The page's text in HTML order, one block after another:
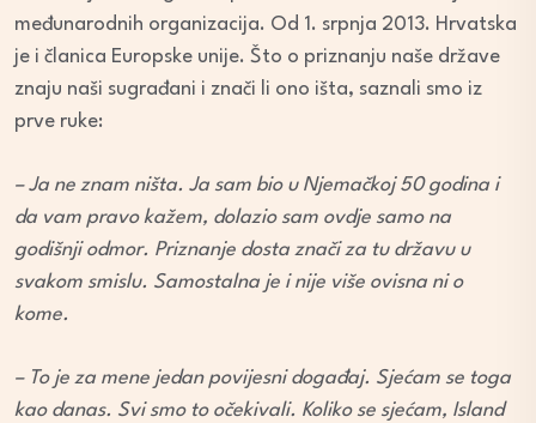
međunarodnih organizacija. Od 1. srpnja 2013. Hrvatska
je i članica Europske unije. Što o priznanju naše države
znaju naši sugrađani i znači li ono išta, saznali smo iz
prve ruke:
– Ja ne znam ništa. Ja sam bio u Njemačkoj 50 godina i
da vam pravo kažem, dolazio sam ovdje samo na
godišnji odmor. Priznanje dosta znači za tu državu u
svakom smislu. Samostalna je i nije više ovisna ni o
kome.
– To je za mene jedan povijesni događaj. Sjećam se toga
kao danas. Svi smo to očekivali. Koliko se sjećam, Island